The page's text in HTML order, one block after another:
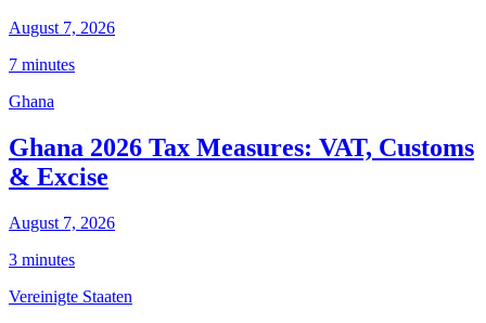
August 7, 2026
7 minutes
Ghana
Ghana 2026 Tax Measures: VAT, Customs
& Excise
August 7, 2026
3 minutes
Vereinigte Staaten